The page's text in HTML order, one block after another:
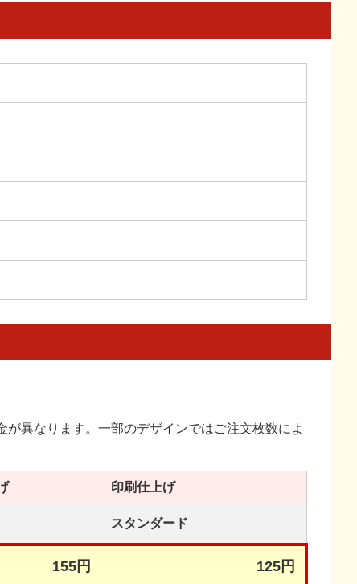
異なります。一部のデザインではご注文枚数によ
印刷仕上げ
スタンダード
155円 125円